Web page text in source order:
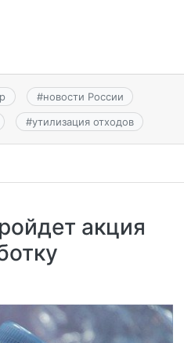
#новости России
#утилизация отходов
акция